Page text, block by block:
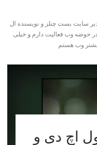
سایت بست چنلز و نویسنده ال
، ۳ ساله در حوضه وب فعالیت دارم و خیلی
وب هستم
اچ دی و